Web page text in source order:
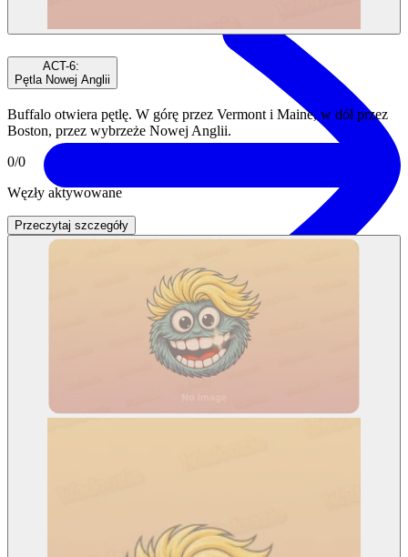
ACT-6:
Pętla Nowej Anglii
Buffalo otwiera pętlę. W górę przez Vermont i Maine, w dół przez
Boston, przez wybrzeże Nowej Anglii.
0/0
Węzły aktywowane
Przeczytaj szczegóły